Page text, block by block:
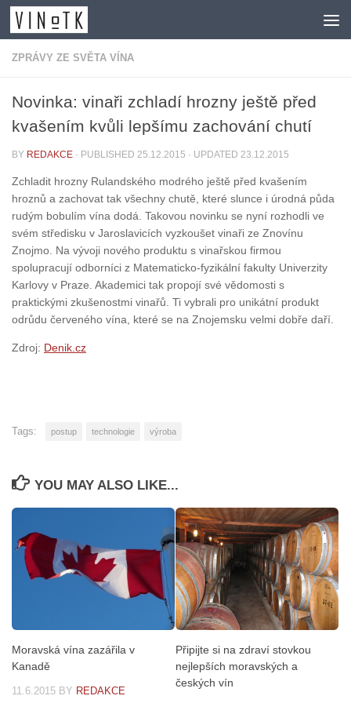
Skip to content
ZPRÁVY ZE SVĚTA VÍNA
Novinka: vinaři zchladí hrozny ještě před
kvašením kvůli lepšímu zachování chutí
BY REDAKCE · PUBLISHED 25.12.2015 · UPDATED 23.12.2015
Zchladit hrozny Rulandského modrého ještě před kvašením
hroznů a zachovat tak všechny chutě, které slunce i úrodná půda
rudým bobulím vína dodá. Takovou novinku se nyní rozhodli ve
svém středisku v Jaroslavicích vyzkoušet vinaři ze Znovínu
Znojmo. Na vývoji nového produktu s vinařskou firmou
spolupracují odborníci z Matematicko-fyzikální fakulty Univerzity
Karlovy v Praze. Akademici tak propojí své vědomosti s
praktickými zkušenostmi vinařů. Ti vybrali pro unikátní produkt
odrůdu červeného vína, které se na Znojemsku velmi dobře daří.
Zdroj: Denik.cz
Tags: postup technologie výroba
YOU MAY ALSO LIKE...
Moravská vína zazářila v
Kanadě
11.6.2015 BY REDAKCE
Připijte si na zdraví stovkou
nejlepších moravských a
českých vín